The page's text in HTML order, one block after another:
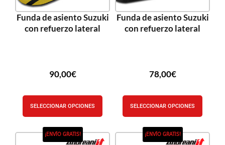
Funda de asiento Suzuki
con refuerzo lateral
90,00€
SELECCIONAR OPCIONES
Funda de asiento Suzuki
con refuerzo lateral
78,00€
SELECCIONAR OPCIONES
¡ENVÍO GRATIS! ¡ENVÍO GRATIS!